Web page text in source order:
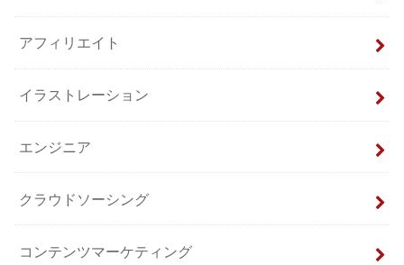
アフィリエイト
イラストレーション
エンジニア
クラウドソーシング
コンテンツマーケティング